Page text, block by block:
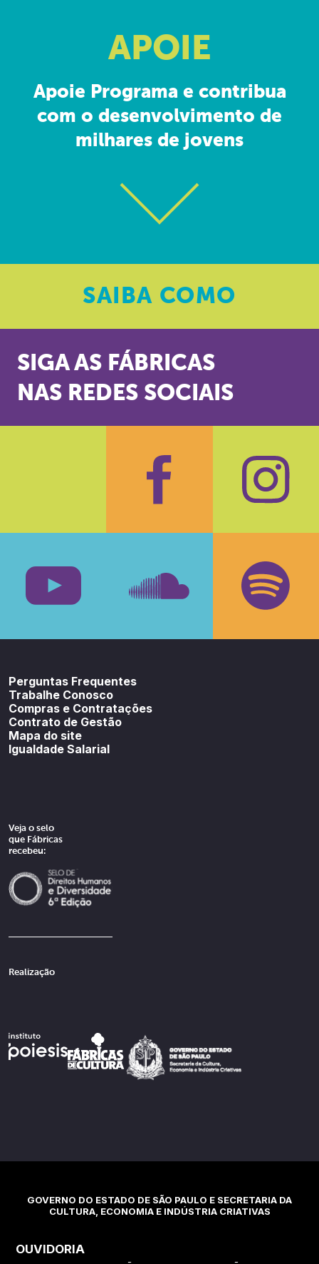
APOIE
Apoie Programa e contribua
com o desenvolvimento de
milhares de jovens
SAIBA COMO
SIGA AS FÁBRICAS
NAS REDES SOCIAIS
Facebook
Perguntas Frequentes
Trabalhe Conosco
Compras e Contratações
Contrato de Gestão
Mapa do site
Igualdade Salarial
Veja o selo
que Fábricas
recebeu:
Realização
GOVERNO DO ESTADO DE SÃO PAULO E SECRETARIA DA
CULTURA, ECONOMIA E INDÚSTRIA CRIATIVAS
OUVIDORIA